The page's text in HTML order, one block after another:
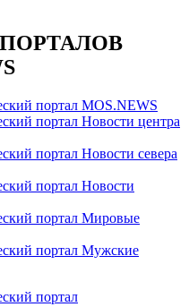
портал MOS.NEWS
портал Новости центра
портал Новости севера
портал Новости
портал Мировые
портал Мужские
портал